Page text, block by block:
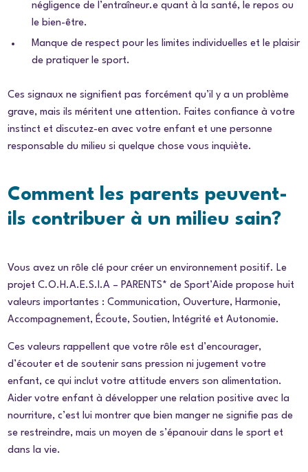
négligence de l’entraîneur.e quant à la santé, le repos ou
le bien-être.
Manque de respect pour les limites individuelles et le plaisir
de pratiquer le sport.
Ces signaux ne signifient pas forcément qu’il y a un problème
grave, mais ils méritent une attention. Faites confiance à votre
instinct et discutez-en avec votre enfant et une personne
responsable du milieu si quelque chose vous inquiète.
Comment les parents peuvent-
ils contribuer à un milieu sain?
Vous avez un rôle clé pour créer un environnement positif. Le
projet C.O.H.A.E.S.I.A – PARENTS* de Sport’Aide propose huit
valeurs importantes : Communication, Ouverture, Harmonie,
Accompagnement, Écoute, Soutien, Intégrité et Autonomie.
Ces valeurs rappellent que votre rôle est d’encourager,
d’écouter et de soutenir sans pression ni jugement votre
enfant, ce qui inclut votre attitude envers son alimentation.
Aider votre enfant à développer une relation positive avec la
nourriture, c’est lui montrer que bien manger ne signifie pas de
se restreindre, mais un moyen de s’épanouir dans le sport et
dans la vie.